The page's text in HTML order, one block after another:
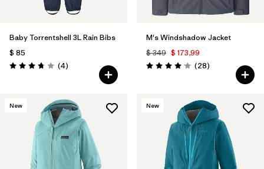
Baby Torrentshell 3L Rain Bibs
$ 85
Valoración: 3.8 / 5
(4Comentarios
)
M's Windshadow Jacket
$ 349 $ 173,99
Valoración: 4.0 / 5
(28Comentarios
)
New New